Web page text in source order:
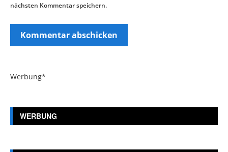
nächsten Kommentar speichern.
Werbung*
WERBUNG